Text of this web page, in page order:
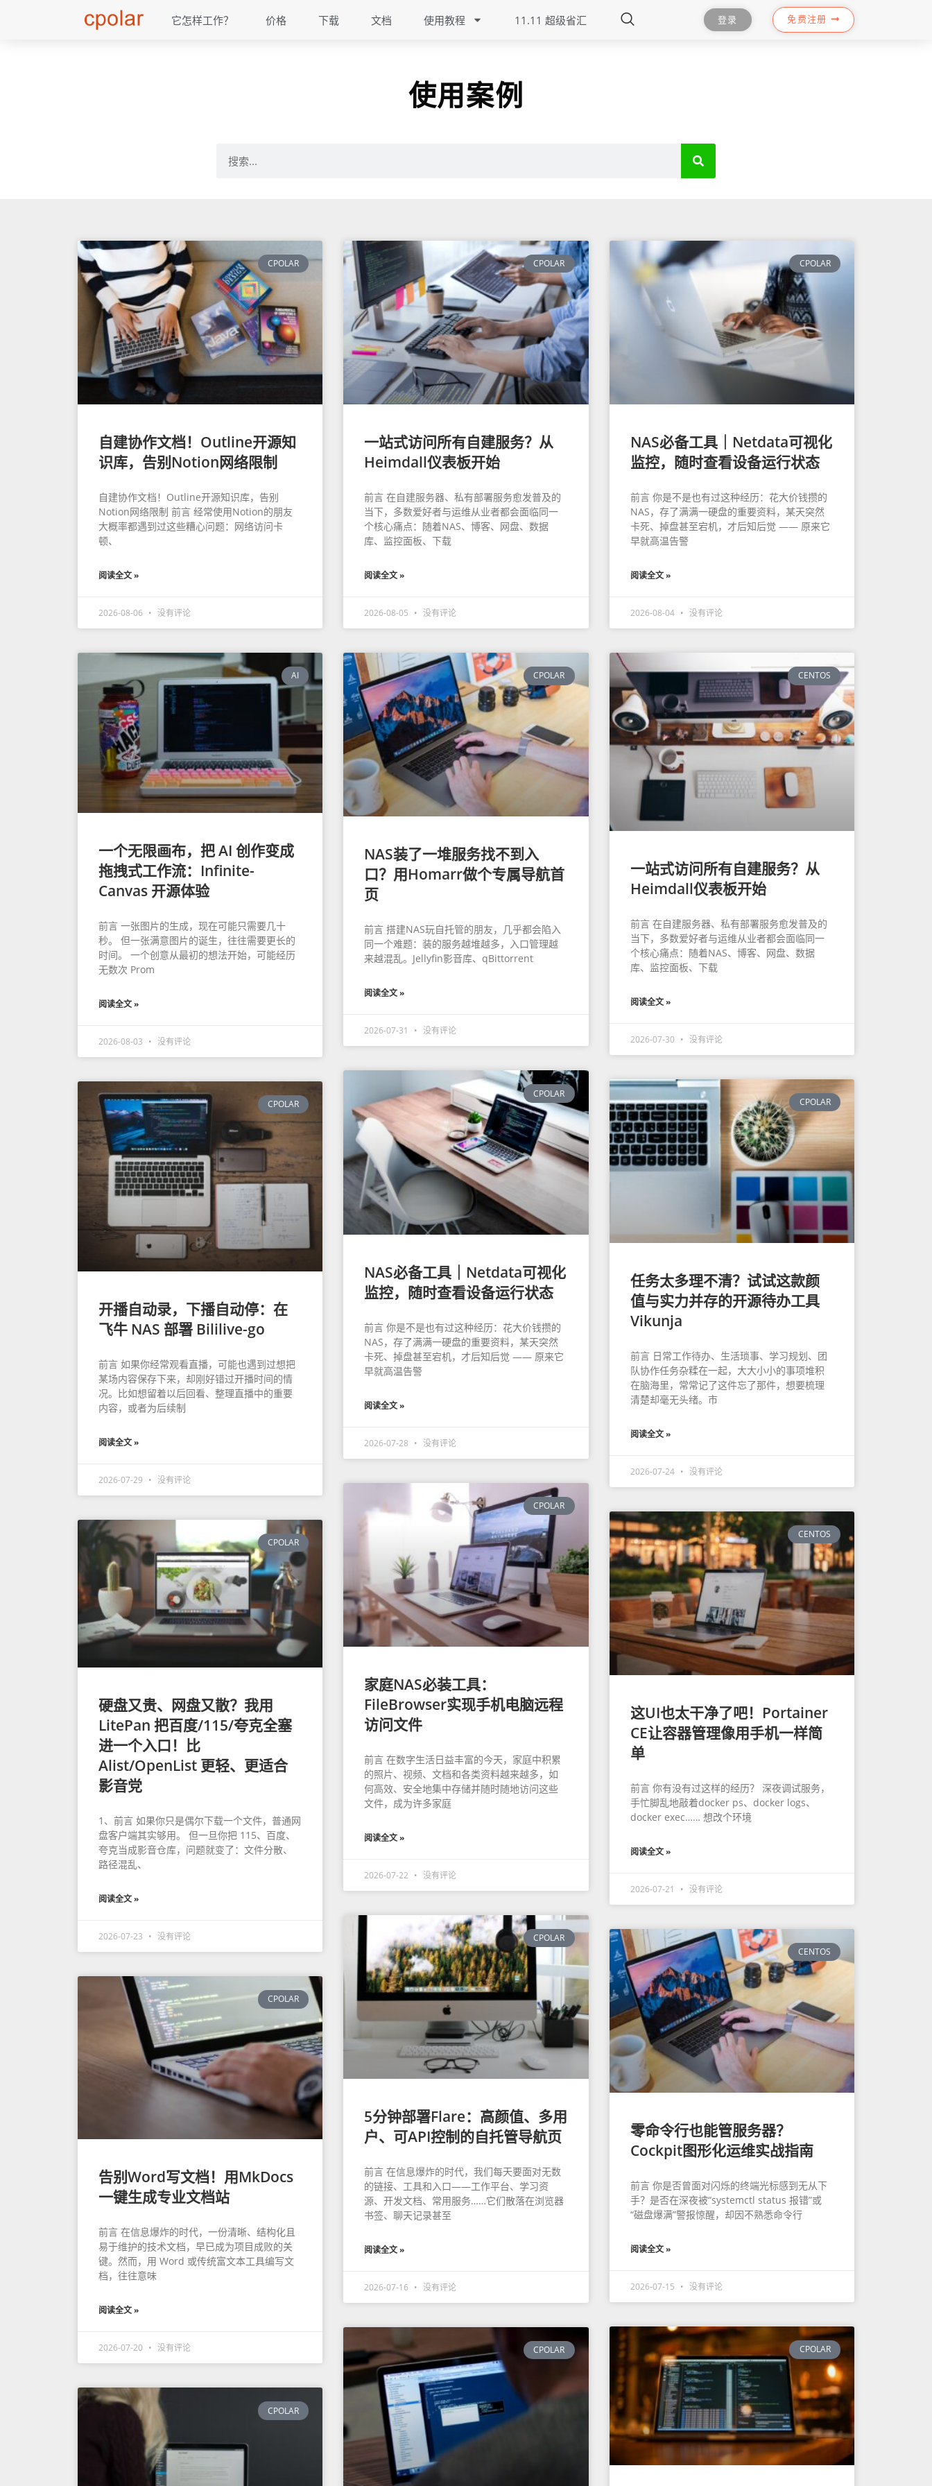
它怎样工作？ 价格 下载 文档 使用教程 11.11 超级省汇 登录 免费注册
使用案例
CPOLAR
自建协作文档！Outline开源知
识库，告别Notion网络限制
自建协作文档！Outline开源知识库，告别
Notion网络限制 前言 经常使用Notion的朋友
大概率都遇到过这些糟心问题：网络访问卡
顿、
阅读全文 »
2026-08-06 没有评论
CPOLAR
一站式访问所有自建服务？从
Heimdall仪表板开始
前言 在自建服务器、私有部署服务愈发普及的
当下，多数爱好者与运维从业者都会面临同一
个核心痛点：随着NAS、博客、网盘、数据
库、监控面板、下载
阅读全文 »
2026-08-05 没有评论
CPOLAR
NAS必备工具｜Netdata可视化
监控，随时查看设备运行状态
前言 你是不是也有过这种经历：花大价钱攒的
NAS，存了满满一硬盘的重要资料，某天突然
卡死、掉盘甚至宕机，才后知后觉 —— 原来它
早就高温告警
阅读全文 »
2026-08-04 没有评论
AI
一个无限画布，把 AI 创作变成
拖拽式工作流：Infinite-
Canvas 开源体验
前言 一张图片的生成，现在可能只需要几十
秒。 但一张满意图片的诞生，往往需要更长的
时间。 一个创意从最初的想法开始，可能经历
无数次 Prom
阅读全文 »
2026-08-03 没有评论
CPOLAR
NAS装了一堆服务找不到入
口？用Homarr做个专属导航首
页
前言 搭建NAS玩自托管的朋友，几乎都会陷入
同一个难题：装的服务越堆越多，入口管理越
来越混乱。Jellyfin影音库、qBittorrent
阅读全文 »
2026-07-31 没有评论
CENTOS
一站式访问所有自建服务？从
Heimdall仪表板开始
前言 在自建服务器、私有部署服务愈发普及的
当下，多数爱好者与运维从业者都会面临同一
个核心痛点：随着NAS、博客、网盘、数据
库、监控面板、下载
阅读全文 »
2026-07-30 没有评论
CPOLAR
开播自动录，下播自动停：在
飞牛 NAS 部署 Bililive-go
前言 如果你经常观看直播，可能也遇到过想把
某场内容保存下来，却刚好错过开播时间的情
况。比如想留着以后回看、整理直播中的重要
内容，或者为后续制
阅读全文 »
2026-07-29 没有评论
CPOLAR
NAS必备工具｜Netdata可视化
监控，随时查看设备运行状态
前言 你是不是也有过这种经历：花大价钱攒的
NAS，存了满满一硬盘的重要资料，某天突然
卡死、掉盘甚至宕机，才后知后觉 —— 原来它
早就高温告警
阅读全文 »
2026-07-28 没有评论
CPOLAR
任务太多理不清？试试这款颜
值与实力并存的开源待办工具
Vikunja
前言 日常工作待办、生活琐事、学习规划、团
队协作任务杂糅在一起，大大小小的事项堆积
在脑海里，常常记了这件忘了那件，想要梳理
清楚却毫无头绪。市
阅读全文 »
2026-07-24 没有评论
CPOLAR
硬盘又贵、网盘又散？我用
LitePan 把百度/115/夸克全塞
进一个入口！比
Alist/OpenList 更轻、更适合
影音党
1、前言 如果你只是偶尔下载一个文件，普通网
盘客户端其实够用。 但一旦你把 115、百度、
夸克当成影音仓库，问题就变了：文件分散、
路径混乱、
阅读全文 »
2026-07-23 没有评论
CPOLAR
家庭NAS必装工具：
FileBrowser实现手机电脑远程
访问文件
前言 在数字生活日益丰富的今天，家庭中积累
的照片、视频、文档和各类资料越来越多，如
何高效、安全地集中存储并随时随地访问这些
文件，成为许多家庭
阅读全文 »
2026-07-22 没有评论
CENTOS
这UI也太干净了吧！Portainer
CE让容器管理像用手机一样简
单
前言 你有没有过这样的经历？ 深夜调试服务，
手忙脚乱地敲着docker ps、docker logs、
docker exec…… 想改个环境
阅读全文 »
2026-07-21 没有评论
CPOLAR
告别Word写文档！用MkDocs
一键生成专业文档站
前言 在信息爆炸的时代，一份清晰、结构化且
易于维护的技术文档，早已成为项目成败的关
键。然而，用 Word 或传统富文本工具编写文
档，往往意味
阅读全文 »
2026-07-20 没有评论
CPOLAR
5分钟部署Flare：高颜值、多用
户、可API控制的自托管导航页
前言 在信息爆炸的时代，我们每天要面对无数
的链接、工具和入口——工作平台、学习资
源、开发文档、常用服务……它们散落在浏览器
书签、聊天记录甚至
阅读全文 »
2026-07-16 没有评论
CENTOS
零命令行也能管服务器？
Cockpit图形化运维实战指南
前言 你是否曾面对闪烁的终端光标感到无从下
手？是否在深夜被“systemctl status 报错”或
“磁盘爆满”警报惊醒，却因不熟悉命令行
阅读全文 »
2026-07-15 没有评论
CPOLAR
CPOLAR CPOLAR